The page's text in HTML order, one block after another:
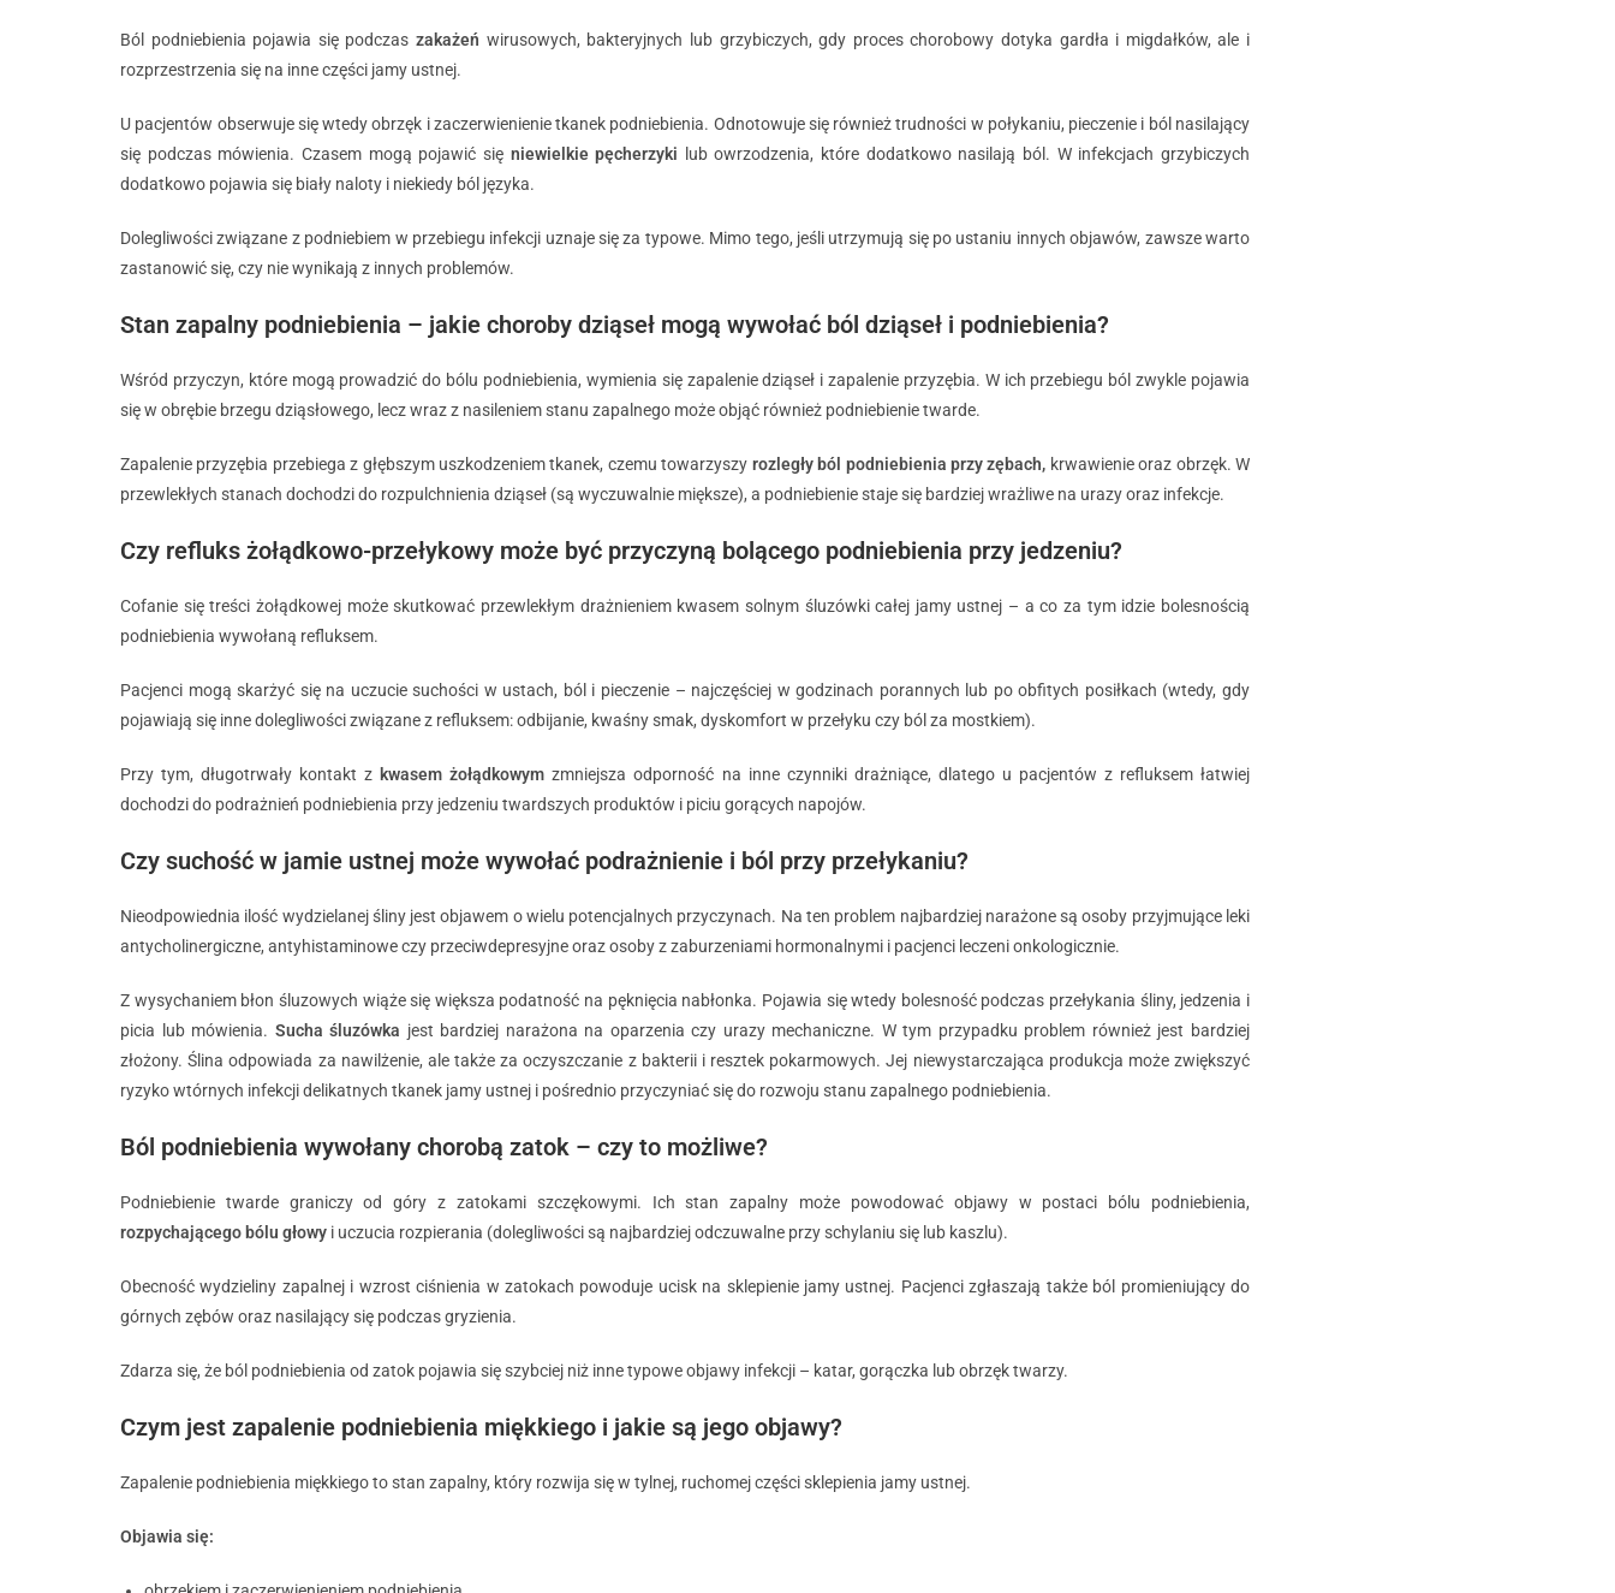
Ból podniebienia pojawia się podczaszakażeń wirusowych, bakteryjnych lub grzybiczych, gdy proces chorobowy dotyka gardła i migdałków, ale i
rozprzestrzenia się na inne części jamy ustnej.
U pacjentów obserwuje się wtedy obrzęk i zaczerwienienie tkanek podniebienia. Odnotowuje się również trudności w połykaniu, pieczenie i ból nasilający
się podczas mówienia. Czasem mogą pojawić się niewielkie pęcherzyki lub owrzodzenia, które dodatkowo nasilają ból. W infekcjach grzybiczych
dodatkowo pojawia się biały naloty i niekiedy ból języka.
Dolegliwości związane z podniebiem w przebiegu infekcji uznaje się za typowe. Mimo tego, jeśli utrzymują się po ustaniu innych objawów, zawsze warto
zastanowić się, czy nie wynikają z innych problemów.
Stan zapalny podniebienia – jakie choroby dziąseł mogą wywołać ból dziąseł i podniebienia?
Wśród przyczyn, które mogą prowadzić do bólu podniebienia, wymienia się zapalenie dziąseł i zapalenie przyzębia. W ich przebiegu ból zwykle pojawia
się w obrębie brzegu dziąsłowego, lecz wraz z nasileniem stanu zapalnego może objąć również podniebienie twarde.
Zapalenie przyzębia przebiega z głębszym uszkodzeniem tkanek, czemu towarzyszy rozległy ból podniebienia przy zębach, krwawienie oraz obrzęk. W
przewlekłych stanach dochodzi do rozpulchnienia dziąseł (są wyczuwalnie miększe), a podniebienie staje się bardziej wrażliwe na urazy oraz infekcje.
Czy refluks żołądkowo-przełykowy może być przyczyną bolącego podniebienia przy jedzeniu?
Cofanie się treści żołądkowej może skutkować przewlekłym drażnieniem kwasem solnym śluzówki całej jamy ustnej – a co za tym idzie bolesnością
podniebienia wywołaną refluksem.
Pacjenci mogą skarżyć się na uczucie suchości w ustach, ból i pieczenie – najczęściej w godzinach porannych lub po obfitych posiłkach (wtedy, gdy
pojawiają się inne dolegliwości związane z refluksem: odbijanie, kwaśny smak, dyskomfort w przełyku czy ból za mostkiem).
Przy tym, długotrwały kontakt z kwasem żołądkowym zmniejsza odporność na inne czynniki drażniące, dlatego u pacjentów z refluksem łatwiej
dochodzi do podrażnień podniebienia przy jedzeniu twardszych produktów i piciu gorących napojów.
Czy suchość w jamie ustnej może wywołać podrażnienie i ból przy przełykaniu?
Nieodpowiednia ilość wydzielanej śliny jest objawem o wielu potencjalnych przyczynach. Na ten problem najbardziej narażone są osoby przyjmujące leki
antycholinergiczne, antyhistaminowe czy przeciwdepresyjne oraz osoby z zaburzeniami hormonalnymi i pacjenci leczeni onkologicznie.
Z wysychaniem błon śluzowych wiąże się większa podatność na pęknięcia nabłonka. Pojawia się wtedy bolesność podczas przełykania śliny, jedzenia i
picia lub mówienia. Sucha śluzówka jest bardziej narażona na oparzenia czy urazy mechaniczne. W tym przypadku problem również jest bardziej
złożony. Ślina odpowiada za nawilżenie, ale także za oczyszczanie z bakterii i resztek pokarmowych. Jej niewystarczająca produkcja może zwiększyć
ryzyko wtórnych infekcji delikatnych tkanek jamy ustnej i pośrednio przyczyniać się do rozwoju stanu zapalnego podniebienia.
Ból podniebienia wywołany chorobą zatok – czy to możliwe?
Podniebienie twarde graniczy od góry z zatokami szczękowymi. Ich stan zapalny może powodować objawy w postaci bólu podniebienia,
rozpychającego bólu głowy i uczucia rozpierania (dolegliwości są najbardziej odczuwalne przy schylaniu się lub kaszlu).
Obecność wydzieliny zapalnej i wzrost ciśnienia w zatokach powoduje ucisk na sklepienie jamy ustnej. Pacjenci zgłaszają także ból promieniujący do
górnych zębów oraz nasilający się podczas gryzienia.
Zdarza się, że ból podniebienia od zatok pojawia się szybciej niż inne typowe objawy infekcji – katar, gorączka lub obrzęk twarzy.
Czym jest zapalenie podniebienia miękkiego i jakie są jego objawy?
Zapalenie podniebienia miękkiego to stan zapalny, który rozwija się w tylnej, ruchomej części sklepienia jamy ustnej.
Objawia się: